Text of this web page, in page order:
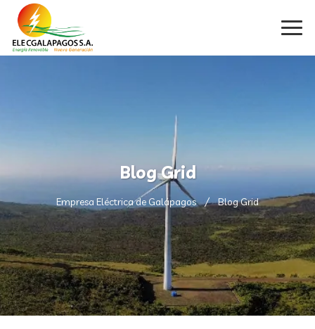
Blog Grid
Empresa Eléctrica de Galápagos Blog Grid